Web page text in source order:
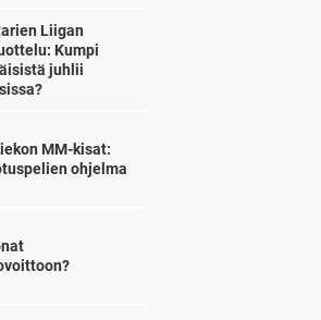
Liigan
Kumpi
juhlii
MM-kisat:
ohjelma